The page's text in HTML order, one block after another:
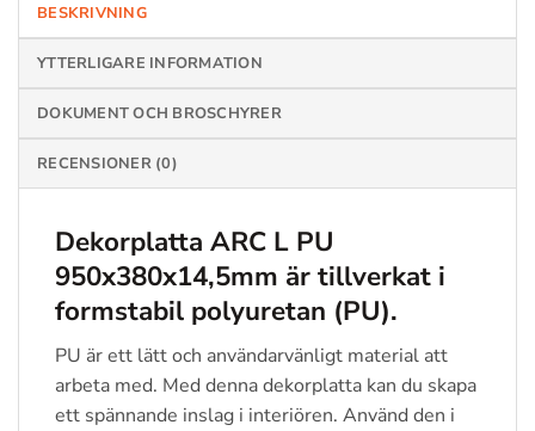
BESKRIVNING
YTTERLIGARE INFORMATION
DOKUMENT OCH BROSCHYRER
RECENSIONER (0)
Dekorplatta ARC L PU
950x380x14,5mm är tillverkat i
formstabil polyuretan (PU).
PU är ett lätt och användarvänligt material att
arbeta med. Med denna dekorplatta kan du skapa
ett spännande inslag i interiören. Använd den i